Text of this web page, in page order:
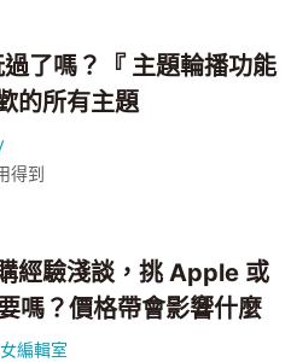
了嗎？『 主題輪播功能
的所有主題
得到
經驗淺談，挑 Apple 或
嗎？價格帶會影響什麼
編輯室